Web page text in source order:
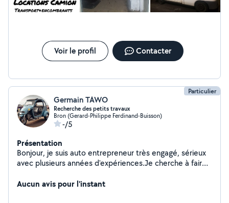
Voir le profil Contacter
Particulier
Germain TAWO
Recherche des petits travaux
Bron (Gerard-Philippe Ferdinand-Buisson)
-/5
Présentation
Bonjour, je suis auto entrepreneur très engagé, sérieux
avec plusieurs années d'expériences.Je cherche à faire
vitres,entretien des immeubles, nettoyage des locaux,
Aucun avis pour l'instant